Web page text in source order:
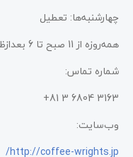
چهارشنبه‌ها: تعطیل
همه‌روزه از 11 صبح تا 6 بعدازظهر
شماره تماس:
3163 6804 3 81+
وب‌سایت:
http://coffee-wrights.jp/